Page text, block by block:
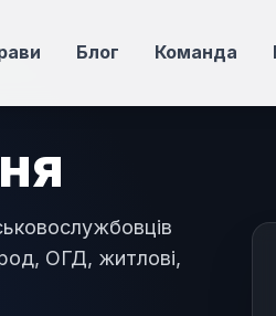
Блог Команда
ОГД, житлові,